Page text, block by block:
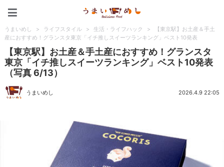
うまいめし > ライフスタイル > 生活・ライフハック >
【東京駅】お土産＆手土
産におすすめ！グランスタ東京「イチ推しスイーツランキング」ベスト10発表
【東京駅】お土産＆手土産におすすめ！グランスタ
東京「イチ推しスイーツランキング」ベスト10発表
（写真 6/13）
うまいめし 2026.4.9 22:05